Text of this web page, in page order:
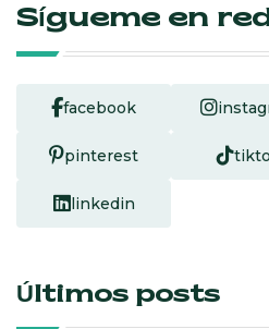
Sígueme en
facebook
pinterest
linkedin
Últimos posts